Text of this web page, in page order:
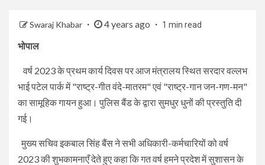
Swaraj Khabar 4 years ago 1 min read
भोपाल
वर्ष 2023 के प्रथम कार्य दिवस पर आज मंत्रालय स्थित सरदार वल्लभ
भाई पटेल पार्क में "राष्ट्र-गीत वंदे-मातरम" एवं "राष्ट्र-गान जन-गण-मन"
का सामूहिक गायन हुआ। पुलिस बैंड के द्वारा सुमधुर धुनों की प्रस्तुति दी
गई।
मुख्य सचिव इकबाल सिंह बैंस ने सभी अधिकारी-कर्मचारियों को वर्ष
2023 की शुभकामनाएँ देते हुए कहा कि गत वर्ष हमने प्रदेश में सुशासन के